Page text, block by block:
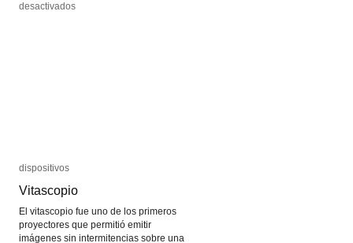
desactivadosen
desactivadosen
dispositivos
Vitascopio
El vitascopio fue uno de los primeros
proyectores que permitió emitir
imágenes sin intermitencias sobre una
dispositivos
Vitascopio